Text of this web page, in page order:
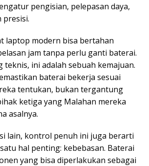
pengisian, pelepasan daya,
presisi.
laptop modern bisa bertahan
jam tanpa perlu ganti baterai.
teknis, ini adalah sebuah kemajuan.
baterai bekerja sesuai
tentukan, bukan tergantung
ketiga yang Malahan mereka
asalnya.
lain, kontrol penuh ini juga berarti
hal penting: kebebasan. Baterai
yang bisa diperlakukan sebagai